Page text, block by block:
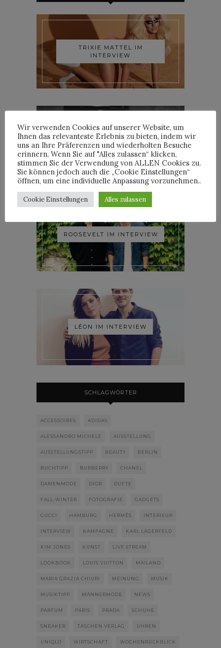
TRIXIE MATTEL IM
INTERVIEW
YOANN LEMOINE AKA
WOODKID IM INTERVIEW
ROOSEVELT IM INTERVIEW
LÉON IM INTERVIEW
SCHLAGWÖRTER
ACCESSOIRES ADIDAS
ALESSANDRO MICHELE AUSSTELLUNG
AUSSTELLUNGSTIPP BEAUTY BERLIN
BUCHTIPP BURBERRY CHANEL
DAMENMODE DIOR DÜFTE
FALL-WINTER FOTOGRAFIE GADGETS
GUCCI HAMBURG HERMÈS INTERIEUR
INTERVIEW KAMPAGNE KARL LAGERFELD
KIM JONES KUNST LIVE STREAM
LOOKBOOK LOUIS VUITTON MAILAND
MARIA GRAZIA CHIURI MEINUNG MUSIK
MUSIKTIPP MÄNNERMODE NEWS
PARFUM PARIS PRADA SCHUHE
SNEAKER TASCHEN VERLAG UHREN
UNIQLO WIRTSCHAFT WOCHENRÜCKBLICK
Wir verwenden Cookies auf unserer Website, um
Ihnen das relevanteste Erlebnis zu bieten, indem wir
uns an Ihre Präferenzen und wiederholten Besuche
erinnern. Wenn Sie auf "Alles zulassen“ klicken,
stimmen Sie der Verwendung von ALLEN Cookies zu.
Sie können jedoch auch die „Cookie Einstellungen“
öffnen, um eine individuelle Anpassung vorzunehmen..
Cookie Einstellungen Alles zulassen